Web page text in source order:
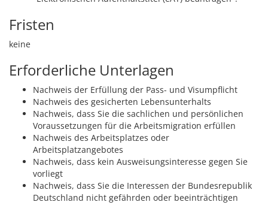
Fristen
keine
Erforderliche Unterlagen
Nachweis der Erfüllung der Pass- und Visumpflicht
Nachweis des gesicherten Lebensunterhalts
Nachweis, dass Sie die sachlichen und persönlichen
Voraussetzungen für die Arbeitsmigration erfüllen
Nachweis des Arbeitsplatzes oder
Arbeitsplatzangebotes
Nachweis, dass kein Ausweisungsinteresse gegen Sie
vorliegt
Nachweis, dass Sie die Interessen der Bundesrepublik
Deutschland nicht gefährden oder beeinträchtigen